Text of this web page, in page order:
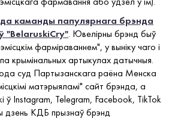
каманды папулярнага брэнда
"BelaruskiCry". Ювелірны брэнд быў
фарміраваннем", у выніку чаго і
крымінальных артыкулах датычныя.
суд Партызанскага раёна Менска
матэрыяламі" сайт брэнда, а
ў Instagram, Telegram, Facebook, TikTok
дзень КДБ прызнаў брэнд